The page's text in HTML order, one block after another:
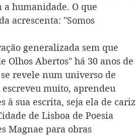
humanidade. O que
acrescenta: "Somos
generalizada sem que
Olhos Abertos" há 30 anos de
revele num universo de
muito, aprendeu
à sua escrita, seja ela de cariz
de Lisboa de Poesia
Magnae para obras